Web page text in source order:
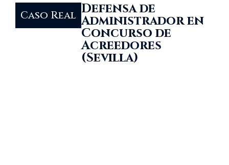
Caso Real Defensa de
Administrador en
Concurso de
Acreedores
(Sevilla)